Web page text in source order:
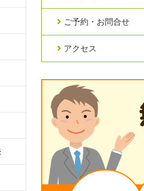
ご予約・お問合せ
アクセス